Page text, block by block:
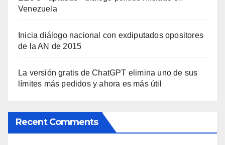
Venezuela
Inicia diálogo nacional con exdiputados opositores
de la AN de 2015
La versión gratis de ChatGPT elimina uno de sus
límites más pedidos y ahora es más útil
Recent Comments